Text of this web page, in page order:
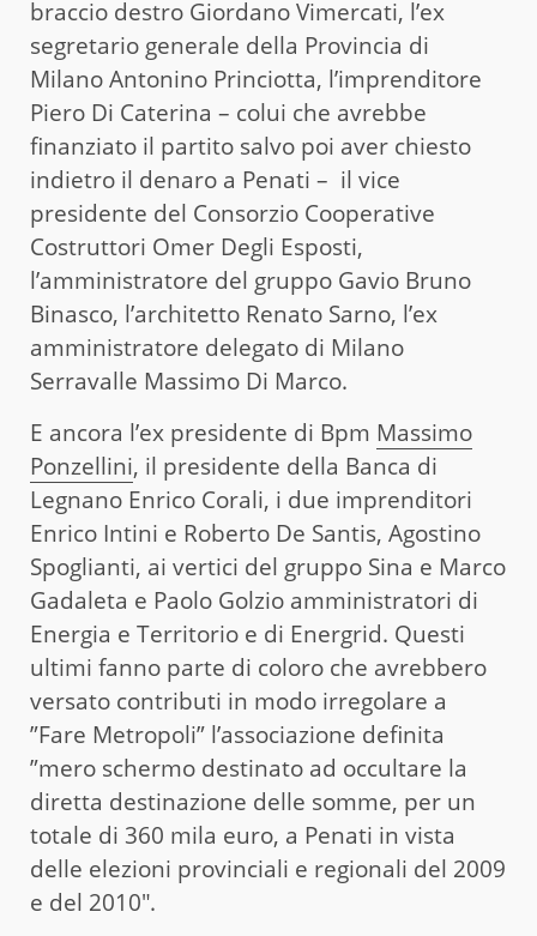
braccio destro Giordano Vimercati, l’ex
segretario generale della Provincia di
Milano Antonino Princiotta, l’imprenditore
Piero Di Caterina – colui che avrebbe
finanziato il partito salvo poi aver chiesto
indietro il denaro a Penati – il vice
presidente del Consorzio Cooperative
Costruttori Omer Degli Esposti,
l’amministratore del gruppo Gavio Bruno
Binasco, l’architetto Renato Sarno, l’ex
amministratore delegato di Milano
Serravalle Massimo Di Marco.
E ancora l’ex presidente di Bpm Massimo
Ponzellini, il presidente della Banca di
Legnano Enrico Corali, i due imprenditori
Enrico Intini e Roberto De Santis, Agostino
Spoglianti, ai vertici del gruppo Sina e Marco
Gadaleta e Paolo Golzio amministratori di
Energia e Territorio e di Energrid. Questi
ultimi fanno parte di coloro che avrebbero
versato contributi in modo irregolare a
”Fare Metropoli” l’associazione definita
”mero schermo destinato ad occultare la
diretta destinazione delle somme, per un
totale di 360 mila euro, a Penati in vista
delle elezioni provinciali e regionali del 2009
e del 2010″.